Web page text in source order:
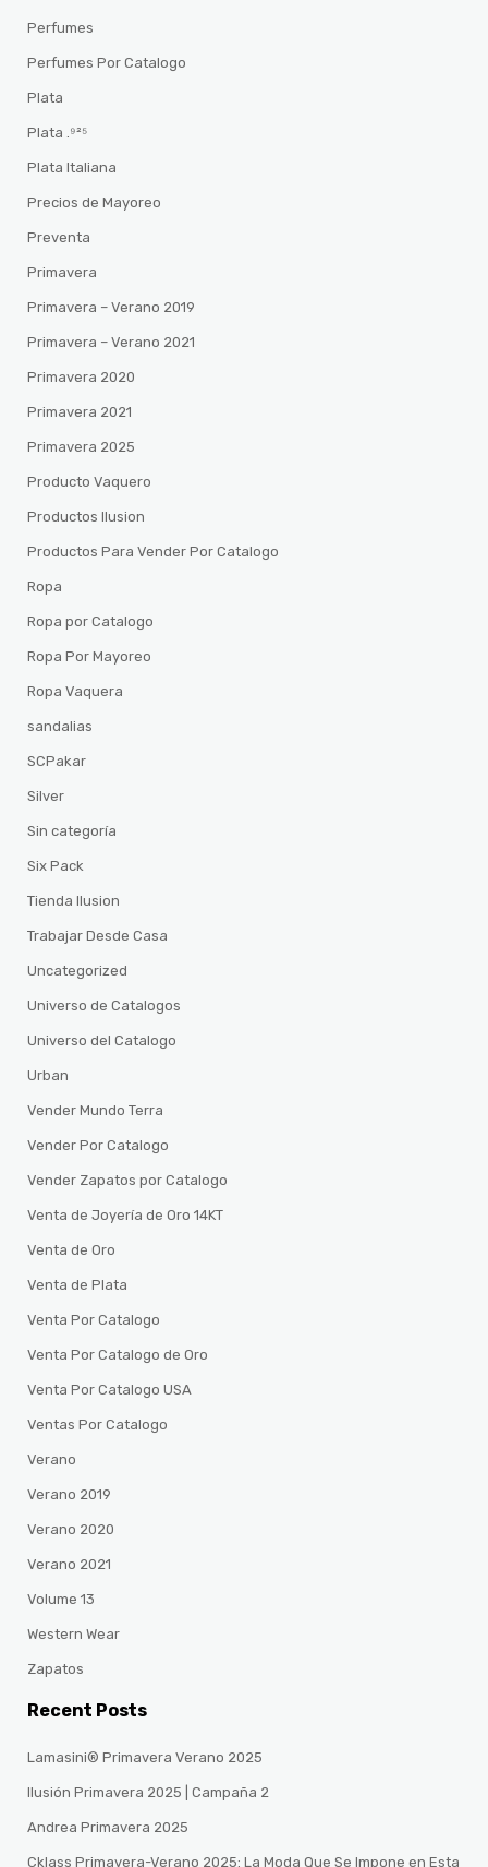
Perfumes
Perfumes Por Catalogo
Plata
Plata .⁹²⁵
Plata Italiana
Precios de Mayoreo
Preventa
Primavera
Primavera – Verano 2019
Primavera – Verano 2021
Primavera 2020
Primavera 2021
Primavera 2025
Producto Vaquero
Productos Ilusion
Productos Para Vender Por Catalogo
Ropa
Ropa por Catalogo
Ropa Por Mayoreo
Ropa Vaquera
sandalias
SCPakar
Silver
Sin categoría
Six Pack
Tienda Ilusion
Trabajar Desde Casa
Uncategorized
Universo de Catalogos
Universo del Catalogo
Urban
Vender Mundo Terra
Vender Por Catalogo
Vender Zapatos por Catalogo
Venta de Joyería de Oro 14KT
Venta de Oro
Venta de Plata
Venta Por Catalogo
Venta Por Catalogo de Oro
Venta Por Catalogo USA
Ventas Por Catalogo
Verano
Verano 2019
Verano 2020
Verano 2021
Volume 13
Western Wear
Zapatos
Recent Posts
Lamasini® Primavera Verano 2025
Ilusión Primavera 2025 | Campaña 2
Andrea Primavera 2025
Cklass Primavera-Verano 2025: La Moda Que Se Impone en Esta